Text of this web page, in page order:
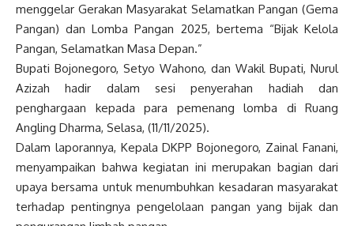
menggelar Gerakan Masyarakat Selamatkan Pangan (Gema
Pangan) dan Lomba Pangan 2025, bertema “Bijak Kelola
Pangan, Selamatkan Masa Depan.”
Bupati Bojonegoro, Setyo Wahono, dan Wakil Bupati, Nurul
Azizah hadir dalam sesi penyerahan hadiah dan
penghargaan kepada para pemenang lomba di Ruang
Angling Dharma, Selasa, (11/11/2025).
Dalam laporannya, Kepala DKPP Bojonegoro, Zainal Fanani,
menyampaikan bahwa kegiatan ini merupakan bagian dari
upaya bersama untuk menumbuhkan kesadaran masyarakat
terhadap pentingnya pengelolaan pangan yang bijak dan